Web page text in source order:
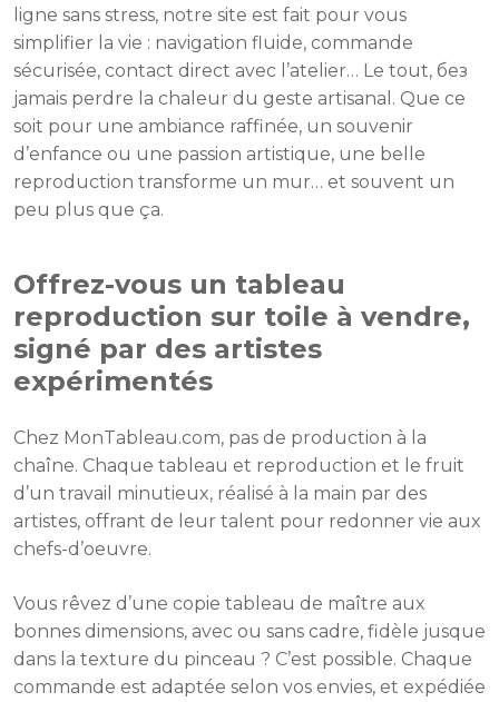
ligne sans stress, notre site est fait pour vous
simplifier la vie : navigation fluide, commande
sécurisée, contact direct avec l’atelier… Le tout, без
jamais perdre la chaleur du geste artisanal. Que ce
soit pour une ambiance raffinée, un souvenir
d’enfance ou une passion artistique, une belle
reproduction transforme un mur… et souvent un
peu plus que ça.
Offrez-vous un tableau
reproduction sur toile à vendre,
signé par des artistes
expérimentés
Chez MonTableau.com, pas de production à la
chaîne. Chaque tableau et reproduction et le fruit
d’un travail minutieux, réalisé à la main par des
artistes, offrant de leur talent pour redonner vie aux
chefs-d’oeuvre.
Vous rêvez d’une copie tableau de maître aux
bonnes dimensions, avec ou sans cadre, fidèle jusque
dans la texture du pinceau ? C’est possible. Chaque
commande est adaptée selon vos envies, et expédiée